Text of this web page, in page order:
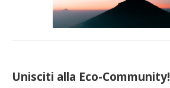
Unisciti alla Eco-Community!